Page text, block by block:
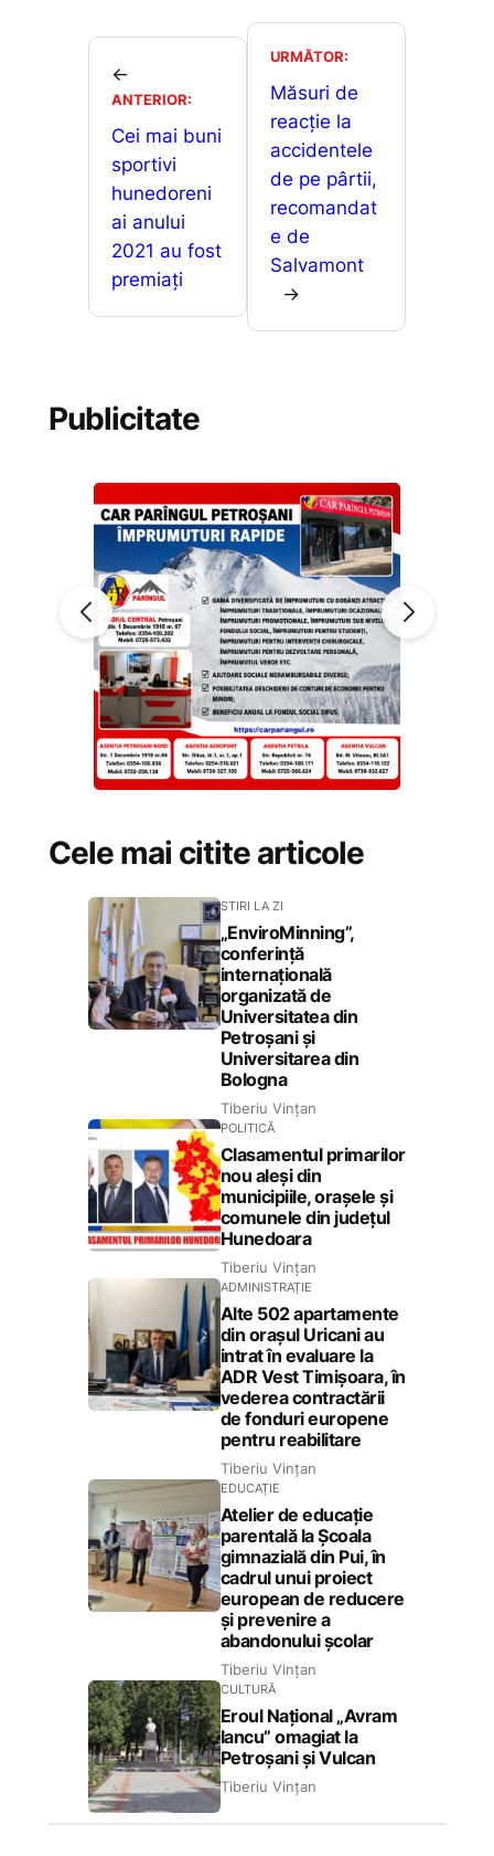
o
o
k
s
A
p
p
s
e
n
g
er
ta
a
z
ă
←
ANTERIOR:
Cei mai buni
sportivi
hunedoreni
ai anului
2021 au fost
premiați
URMĂTOR:
Măsuri de
reacție la
accidentele
de pe pârtii,
recomandat
e de
Salvamont
→
Publicitate
Cele mai citite articole
STIRI LA ZI
„EnviroMinning”,
conferință
internațională
organizată de
Universitatea din
Petroșani și
Universitarea din
Bologna
Tiberiu Vințan
POLITICĂ
Clasamentul primarilor
nou aleși din
municipiile, orașele și
comunele din județul
Hunedoara
Tiberiu Vințan
ADMINISTRAȚIE
Alte 502 apartamente
din orașul Uricani au
intrat în evaluare la
ADR Vest Timișoara, în
vederea contractării
de fonduri europene
pentru reabilitare
Tiberiu Vințan
EDUCAȚIE
Atelier de educație
parentală la Școala
gimnazială din Pui, în
cadrul unui proiect
european de reducere
și prevenire a
abandonului școlar
Tiberiu Vințan
CULTURĂ
Eroul Național „Avram
Iancu” omagiat la
Petroșani și Vulcan
Tiberiu Vințan